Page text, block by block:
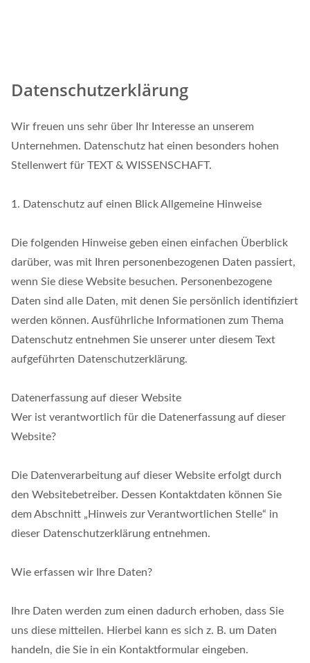
Datenschutzerklärung
Wir freuen uns sehr über Ihr Interesse an unserem
Unternehmen. Datenschutz hat einen besonders hohen
Stellenwert für TEXT & WISSENSCHAFT.
1. Datenschutz auf einen Blick Allgemeine Hinweise
Die folgenden Hinweise geben einen einfachen Überblick
darüber, was mit Ihren personenbezogenen Daten passiert,
wenn Sie diese Website besuchen. Personenbezogene
Daten sind alle Daten, mit denen Sie persönlich identifiziert
werden können. Ausführliche Informationen zum Thema
Datenschutz entnehmen Sie unserer unter diesem Text
aufgeführten Datenschutzerklärung.
Datenerfassung auf dieser Website
Wer ist verantwortlich für die Datenerfassung auf dieser
Website?
Die Datenverarbeitung auf dieser Website erfolgt durch
den Websitebetreiber. Dessen Kontaktdaten können Sie
dem Abschnitt „Hinweis zur Verantwortlichen Stelle“ in
dieser Datenschutzerklärung entnehmen.
Wie erfassen wir Ihre Daten?
Ihre Daten werden zum einen dadurch erhoben, dass Sie
uns diese mitteilen. Hierbei kann es sich z. B. um Daten
handeln, die Sie in ein Kontaktformular eingeben.